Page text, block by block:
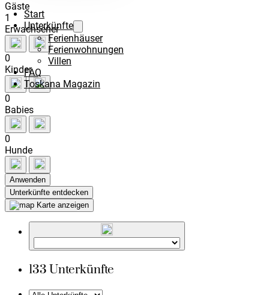
Start
Unterkünfte
Ferienhäuser
Ferienwohnungen
Villen
FAQ
Toskana Magazin
Gäste
1
Erwachsener
0
Kinder
0
Babies
0
Hunde
Anwenden
Karte anzeigen
133 Unterkünfte